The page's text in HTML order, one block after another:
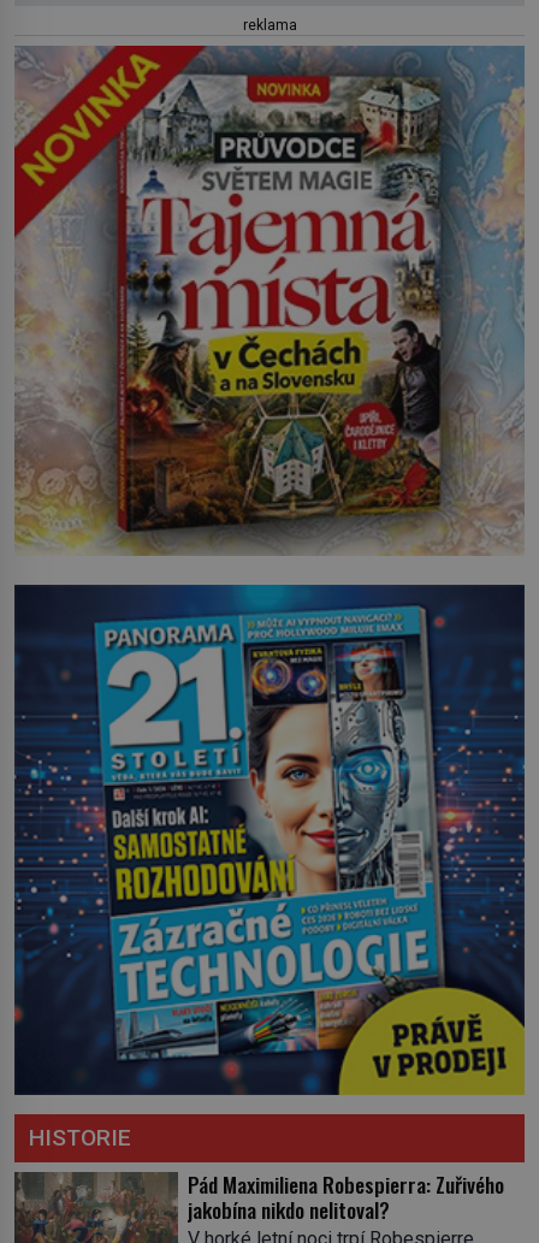
reklama
HISTORIE
Pád Maximiliena Robespierra: Zuřivého
jakobína nikdo nelitoval?